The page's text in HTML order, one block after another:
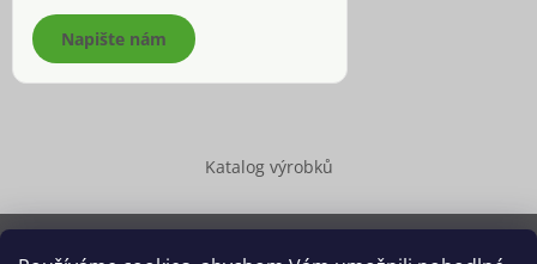
Napište nám
Katalog výrobků